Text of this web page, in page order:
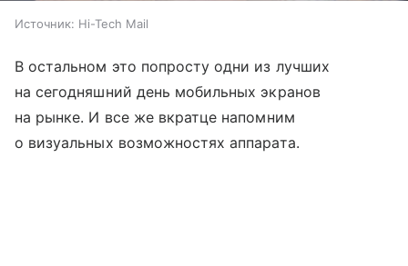
Источник: Hi-Tech Mail
В остальном это попросту одни из лучших
на сегодняшний день мобильных экранов
на рынке. И все же вкратце напомним
о визуальных возможностях аппарата.